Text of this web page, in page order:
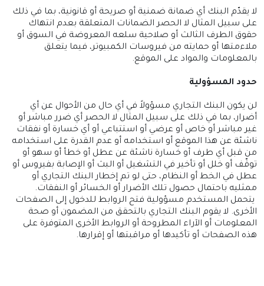
لا يقدّم البنك أي ضمانة ضمنية أو صريحة أو قانونية، بما في ذلك
على سبيل المثال لا الحصر الضمانات المتعلقة بعدم انتهاك
حقوق الطرف الثالث أو صلاحية سلعه المعروضة في السوق أو
ملاءمتها أو حمايته من فيروسات الكمبيوتر، فيما يتعلق
بالمعلومات والمواد على الموقع.
حدود المسؤولية
لن يكون البنك التجاري مسؤولاً في أي حال من الأحوال عن أي
أضرار، بما في ذلك على سبيل المثال لا الحصر أي ضرر مباشر أو
غير مباشر أو خاص أو عرضي أو استتباعي أو أي خسارة أو نفقات
ناشئة عن هذا الموقع أو استخدامه أو عدم القدرة على استخدامه
من قبل أي طرف أو خسارة ناشئة عن عطل أو خطأ أو سهو أو
توقّف أو خلل أو تأخير في التشغيل أو البث أو الإصابة بفيروس أو
عطل في الخط أو النظام، حتى لو تم إخطار البنك التجاري أو
ممثليه باحتمال حصول تلك الأضرار أو الخسائر أو النفقات.
يتحمل المستخدم مسؤولية فتح الروابط للدخول إلى الصفحات
الأخرى. لا يقوم البنك التجاري بالتحقق من المضمون أو صحة
المعلومات أو الآراء المطروحة أو الروابط الأخرى المتوفرة على
هذه الصفحات أو تأكيدها أو مراقبتها أو إقرارها.